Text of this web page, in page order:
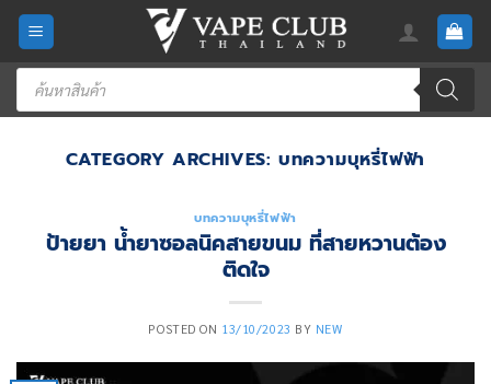
Skip
content
Products
search
CATEGORY ARCHIVES: บทความบุหรี่ไฟฟ้า
บทความบุหรี่ไฟฟ้า
ป้ายยา น้ำยาซอลนิคสายขนม ที่สายหวานต้อง
ติดใจ
POSTED ON 13/10/2023 BY NEW